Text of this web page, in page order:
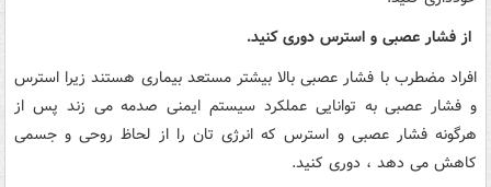
از فشار عصبی و استرس دوری کنید.
افراد مضطرب با فشار عصبی بالا بیشتر مستعد بیماری هستند زیرا استرس
و فشار عصبی به توانایی عملکرد سیستم ایمنی صدمه می زند پس از
هرگونه فشار عصبی و استرس که انرژی تان را از لحاظ روحی و جسمی
کاهش می دهد ، دوری کنید.